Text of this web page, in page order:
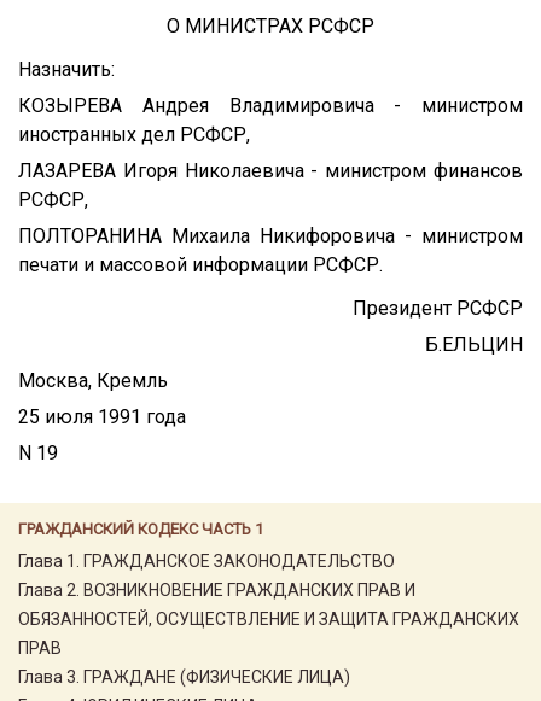
ГРАЖДАНСКИЙ КОДЕКС ЧАСТЬ 1
Глава 1. ГРАЖДАНСКОЕ ЗАКОНОДАТЕЛЬСТВО
Глава 2. ВОЗНИКНОВЕНИЕ ГРАЖДАНСКИХ ПРАВ И
ОБЯЗАННОСТЕЙ, ОСУЩЕСТВЛЕНИЕ И ЗАЩИТА ГРАЖДАНСКИХ
ПРАВ
Глава 3. ГРАЖДАНЕ (ФИЗИЧЕСКИЕ ЛИЦА)
О МИНИСТРАХ РСФСР
Назначить:
КОЗЫРЕВА Андрея Владимировича - министром
иностранных дел РСФСР,
ЛАЗАРЕВА Игоря Николаевича - министром финансов
РСФСР,
ПОЛТОРАНИНА Михаила Никифоровича - министром
печати и массовой информации РСФСР.
Президент РСФСР
Б.ЕЛЬЦИН
Москва, Кремль
25 июля 1991 года
N 19